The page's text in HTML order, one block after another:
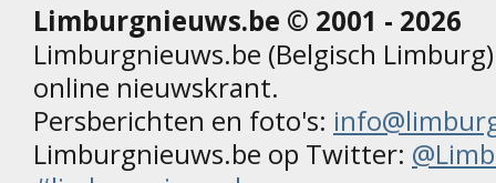
Limburgnieuws.be © 2001 - 2026
Limburgnieuws.be (Belgisch
online nieuwskrant.
Persberichten en foto's:
Limburgnieuws.be op Twitter: